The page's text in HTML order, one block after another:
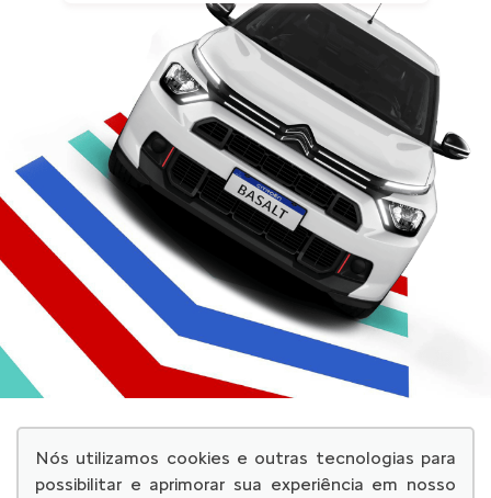
Nós utilizamos cookies e outras tecnologias para
possibilitar e aprimorar sua experiência em nosso